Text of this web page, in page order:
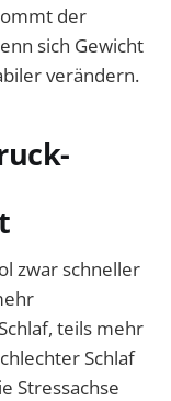
der
sich Gewicht
verändern.
zwar schneller
teils mehr
Schlaf
Stressachse